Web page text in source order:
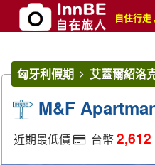
自住行
平價
熱門
奢華
匈牙利假期 艾蓋爾紹洛
M&F
近期最低價 台幣2,612